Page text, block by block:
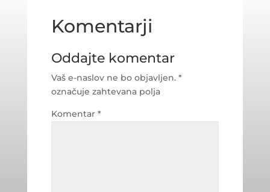
Komentarji
Oddajte komentar
Vaš e-naslov ne bo objavljen. *
označuje zahtevana polja
Komentar *